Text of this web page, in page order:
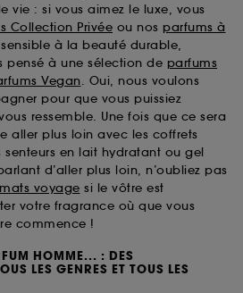
vie : si vous aimez le luxe, vous
Collection Privée ou nos parfums à
sensible à la beauté durable,
pensé à une sélection de parfums
Vegan. Oui, nous voulons
pour que vous puissiez
ressemble. Une fois que ce sera
aller plus loin avec les coffrets
senteurs en lait hydratant ou gel
d’aller plus loin, n’oubliez pas
voyage si le vôtre est
votre fragrance où que vous
commence !
HOMME... : DES
LES GENRES ET TOUS LES